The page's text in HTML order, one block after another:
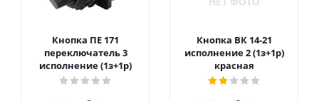
Кнопка ПЕ 171
переключатель 3
исполнение (1з+1р)
Кнопка ВК 14-21
исполнение 2 (1з+1р)
красная